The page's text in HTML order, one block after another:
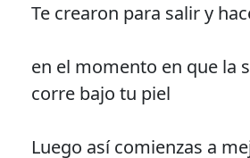
Te crearon para salir y
en el momento en que la
corre bajo tu piel
Luego así comienzas a